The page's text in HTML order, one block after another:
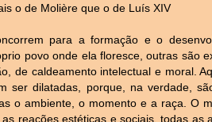
o de Molière que o de Luís XIV
para a formação e o
povo onde ela floresce, outras são
de caldeamento intelectual e moral.
ser dilatadas, porque, na verdade,
o ambiente, o momento e a raça. O
reações estéticas e sociais, todas as